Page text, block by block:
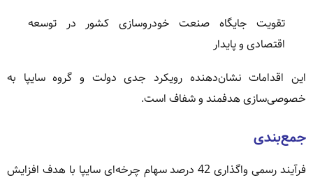
تقویت جایگاه صنعت خودروسازی کشور در توسعه
اقتصادی و پایدار
این اقدامات نشان‌دهنده رویکرد جدی دولت و گروه سایپا به
خصوصی‌سازی هدفمند و شفاف است.
جمع‌بندی
فرآیند رسمی واگذاری 42 درصد سهام چرخه‌ای سایپا با هدف افزایش